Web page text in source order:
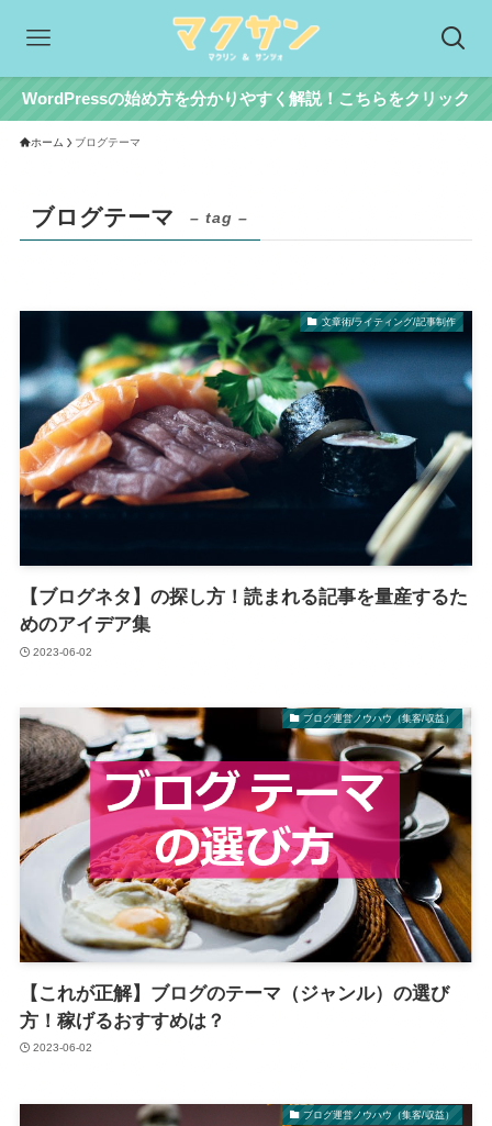
WordPressの始め方を分かりやすく解説！こちらをクリック
ホーム ブログテーマ
ブログテーマ – tag –
文章術/ライティング/記事制作
【ブログネタ】の探し方！読まれる記事を量産するた
めのアイデア集
2023-06-02
ブログ運営ノウハウ（集客/収益）
【これが正解】ブログのテーマ（ジャンル）の選び
方！稼げるおすすめは？
2023-06-02
ブログ運営ノウハウ（集客/収益）